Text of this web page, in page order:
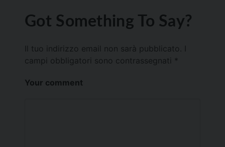
Got Something To Say?
Il tuo indirizzo email non sarà pubblicato.
campi obbligatori sono contrassegnati *
Your comment